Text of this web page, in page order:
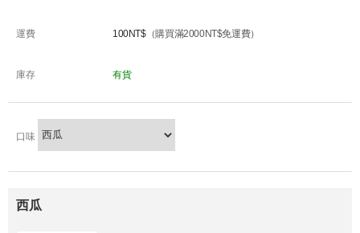
運費 100NT$（購買滿2000NT$免運費）
庫存 有貨
口味
西瓜